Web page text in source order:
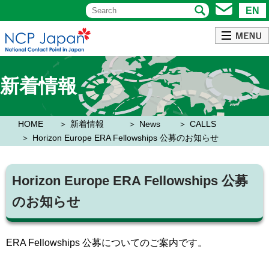
EN
新着情報
HOME 新着情報 News
CALLS
Horizon Europe ERA Fellowships 公募のお知らせ
Horizon Europe ERA Fellowships 公募
のお知らせ
ERA Fellowships 公募についてのご案内です。